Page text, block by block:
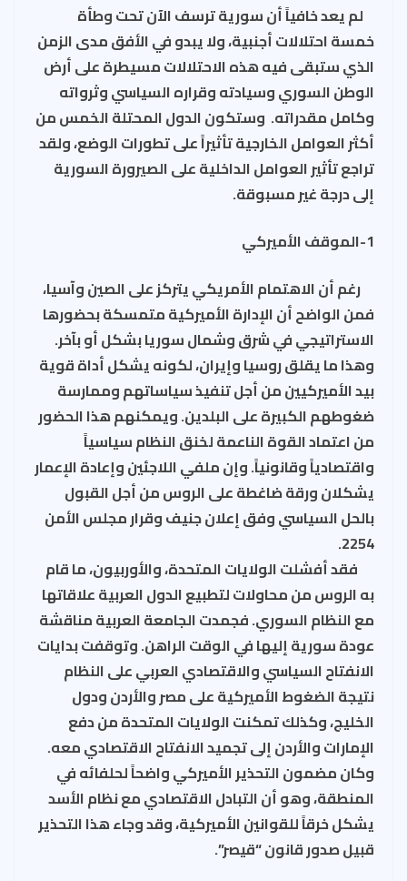
لم يعد خافياً أن سورية ترسف الآن تحت وطأة
خمسة احتلالات أجنبية، ولا يبدو في الأفق مدى الزمن
الذي ستبقى فيه هذه الاحتلالات مسيطرة على أرض
الوطن السوري وسيادته وقراره السياسي وثرواته
وكامل مقدراته. وستكون الدول المحتلة الخمس من
أكثر العوامل الخارجية تأثيراً على تطورات الوضع، ولقد
تراجع تأثير العوامل الداخلية على الصيرورة السورية
إلى درجة غير مسبوقة.
1-الموقف الأميركي
رغم أن الاهتمام الأمريكي يتركز على الصين وآسيا،
فمن الواضح أن الإدارة الأميركية متمسكة بحضورها
الاستراتيجي في شرق وشمال سوريا بشكل أو بآخر.
وهذا ما يقلق روسيا وإيران، لكونه يشكل أداة قوية
بيد الأميركيين من أجل تنفيذ سياساتهم وممارسة
ضغوطهم الكبيرة على البلدين. ويمكنهم هذا الحضور
من اعتماد القوة الناعمة لخنق النظام سياسياً
واقتصادياً وقانونياً. وإن ملفي اللاجئين وإعادة الإعمار
يشكلان ورقة ضاغطة على الروس من أجل القبول
بالحل السياسي وفق إعلان جنيف وقرار مجلس الأمن
2254.
فقد أفشلت الولايات المتحدة، والأوربيون، ما قام
به الروس من محاولات لتطبيع الدول العربية علاقاتها
مع النظام السوري. فجمدت الجامعة العربية مناقشة
عودة سورية إليها في الوقت الراهن. وتوقفت بدايات
الانفتاح السياسي والاقتصادي العربي على النظام
نتيجة الضغوط الأميركية على مصر والأردن ودول
الخليج، وكذلك تمكنت الولايات المتحدة من دفع
الإمارات والأردن إلى تجميد الانفتاح الاقتصادي معه.
وكان مضمون التحذير الأميركي واضحاً لحلفائه في
المنطقة، وهو أن التبادل الاقتصادي مع نظام الأسد
يشكل خرقاً للقوانين الأميركية، وقد وجاء هذا التحذير
قبيل صدور قانون “قيصر”.